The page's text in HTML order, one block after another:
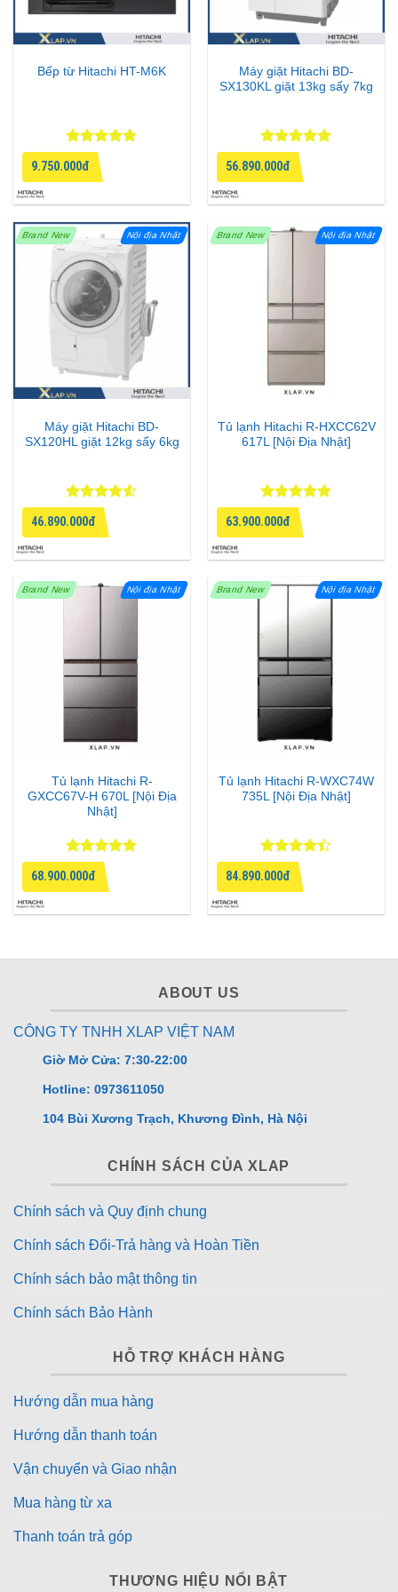
Bếp từ Hitachi HT-M6K
Được xếp
hạng4.75
5 sao
9.750.000đ
Máy giặt Hitachi BD-
SX130KL giặt 13kg sấy 7kg
Được xếp
hạng
55
sao
56.890.000đ
Brand New Nội địa Nhật
Máy giặt Hitachi BD-
SX120HL giặt 12kg sấy 6kg
Được xếp
hạng
4.5
5 sao
46.890.000đ
Brand New Nội địa Nhật
Tủ lạnh Hitachi R-HXCC62V
617L [Nội Địa Nhật]
Được xếp
hạng
4.75
5 sao
63.900.000đ
Brand New Nội địa Nhật
Tủ lạnh Hitachi R-
GXCC67V-H 670L [Nội Địa
Nhật]
Được xếp
hạng
4.83
5 sao
68.900.000đ
Brand New Nội địa Nhật
Tủ lạnh Hitachi R-WXC74W
735L [Nội Địa Nhật]
Được xếp
hạng
4.4
5 sao
84.890.000đ
ABOUT US
CÔNG TY TNHH XLAP VIỆT NAM
Giờ Mở Cửa: 7:30-22:00
Hotline: 0973611050
104 Bùi Xương Trạch, Khương Đình, Hà Nội
CHÍNH SÁCH CỦA XLAP
Chính sách và Quy định chung
Chính sách Đổi-Trả hàng và Hoàn Tiền
Chính sách bảo mật thông tin
Chính sách Bảo Hành
HỖ TRỢ KHÁCH HÀNG
Hướng dẫn mua hàng
Hướng dẫn thanh toán
Vận chuyển và Giao nhận
Mua hàng từ xa
Thanh toán trả góp
THƯƠNG HIỆU NỔI BẬT